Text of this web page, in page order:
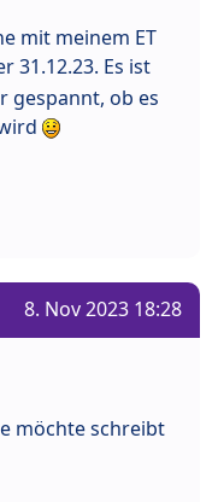
mit meinem ET
31.12.23. Es ist
gespannt, ob es
8. Nov 2023 18:28
möchte schreibt